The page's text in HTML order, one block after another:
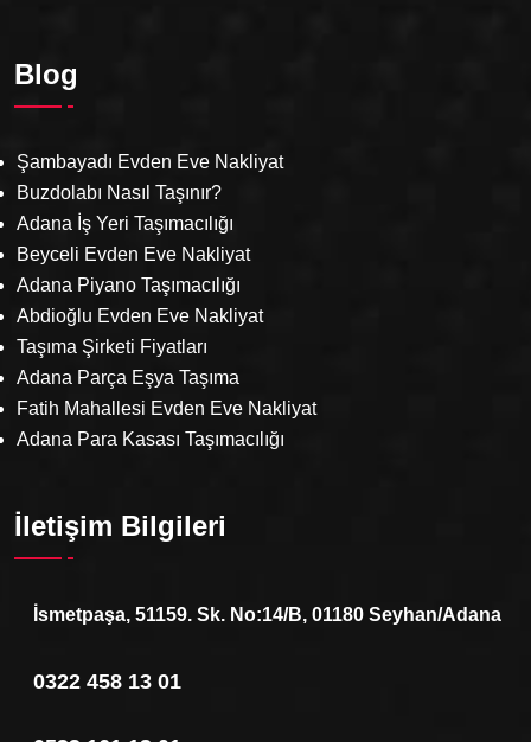
Blog
Şambayadı Evden Eve Nakliyat
Buzdolabı Nasıl Taşınır?
Adana İş Yeri Taşımacılığı
Beyceli Evden Eve Nakliyat
Adana Piyano Taşımacılığı
Abdioğlu Evden Eve Nakliyat
Taşıma Şirketi Fiyatları
Adana Parça Eşya Taşıma
Fatih Mahallesi Evden Eve Nakliyat
Adana Para Kasası Taşımacılığı
İletişim Bilgileri
İsmetpaşa, 51159. Sk. No:14/B, 01180 Seyhan/Adana
0322 458 13 01